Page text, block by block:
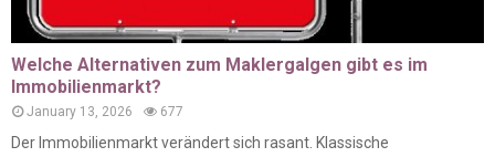
Welche Alternativen zum Maklergalgen gibt es im
Immobilienmarkt?
January 13, 2026 677
Der Immobilienmarkt verändert sich rasant. Klassische